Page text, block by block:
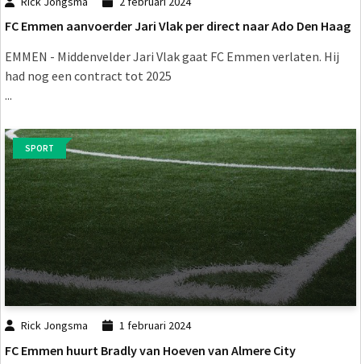
FC Emmen aanvoerder Jari Vlak per direct naar Ado Den Haag
EMMEN - Middenvelder Jari Vlak gaat FC Emmen verlaten. Hij
had nog een contract tot 2025
...
SPORT
Rick Jongsma 1 februari 2024
FC Emmen huurt Bradly van Hoeven van Almere City